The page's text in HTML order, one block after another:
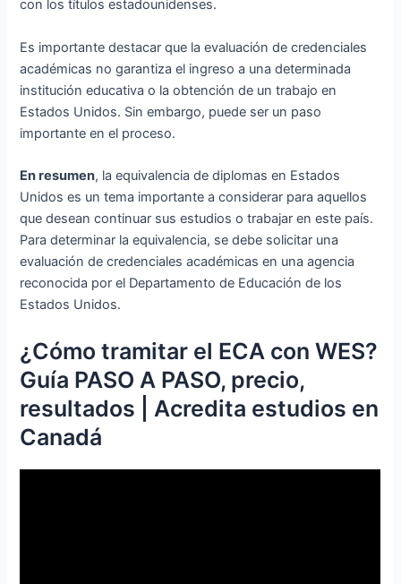
con los títulos estadounidenses.
Es importante destacar que la evaluación de credenciales
académicas no garantiza el ingreso a una determinada
institución educativa o la obtención de un trabajo en
Estados Unidos. Sin embargo, puede ser un paso
importante en el proceso.
En resumen, la equivalencia de diplomas en Estados
Unidos es un tema importante a considerar para aquellos
que desean continuar sus estudios o trabajar en este país.
Para determinar la equivalencia, se debe solicitar una
evaluación de credenciales académicas en una agencia
reconocida por el Departamento de Educación de los
Estados Unidos.
¿Cómo tramitar el ECA con WES?
Guía PASO A PASO, precio,
resultados | Acredita estudios en
Canadá